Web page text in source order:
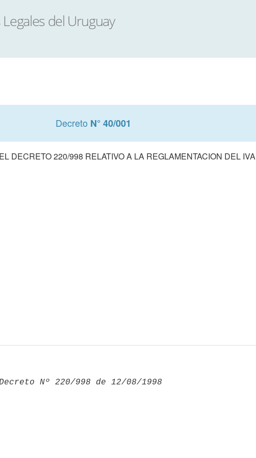
Decreto N° 40/001
DECRETO 220/998 RELATIVO A LA REGLAMENTACION DEL IVA
Nº 220/998 de 12/08/1998